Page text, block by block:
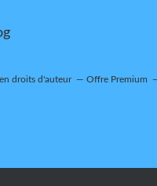
droits d'auteur Offre Premium